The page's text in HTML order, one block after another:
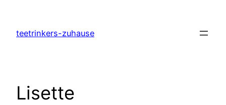
springen
teetrinkers-zuhause
Lisette